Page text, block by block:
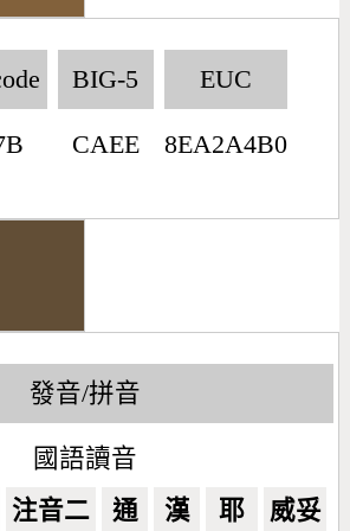
BIG-5
CAEE
EUC
8EA2A4B0
發音/拼音
國語讀音
注音二 通 漢 耶 威妥